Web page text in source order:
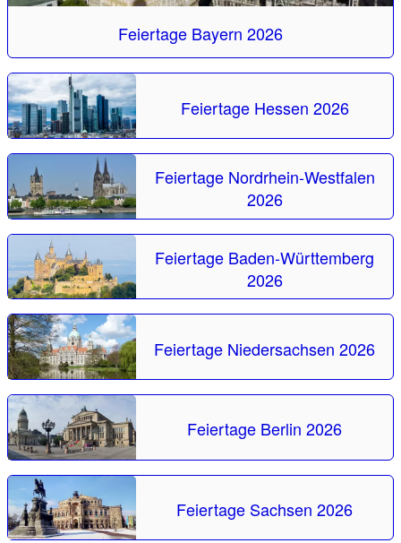
Feiertage Bayern 2026
Feiertage Hessen 2026
Feiertage Nordrhein-Westfalen
2026
Feiertage Baden-Württemberg
2026
Feiertage Niedersachsen 2026
Feiertage Berlin 2026
Feiertage Sachsen 2026